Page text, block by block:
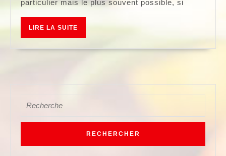
particulier mais le plus souvent possible, si
LIRE LA SUITE
for: